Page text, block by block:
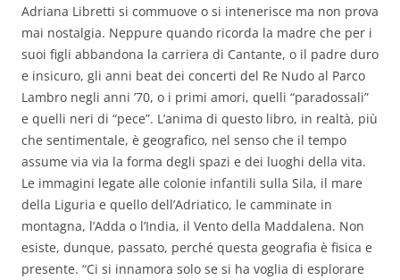
Adriana Libretti si commuove o si intenerisce ma non prova
mai nostalgia. Neppure quando ricorda la madre che per i
suoi figli abbandona la carriera di Cantante, o il padre duro
e insicuro, gli anni beat dei concerti del Re Nudo al Parco
Lambro negli anni ’70, o i primi amori, quelli “paradossali”
e quelli neri di “pece”. L’anima di questo libro, in realtà, più
che sentimentale, è geografico, nel senso che il tempo
assume via via la forma degli spazi e dei luoghi della vita.
Le immagini legate alle colonie infantili sulla Sila, il mare
della Liguria e quello dell’Adriatico, le camminate in
montagna, l’Adda o l’India, il Vento della Maddalena. Non
esiste, dunque, passato, perché questa geografia è fisica e
presente. “Ci si innamora solo se si ha voglia di esplorare